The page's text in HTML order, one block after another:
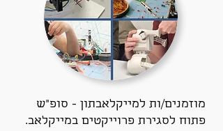
מוזמנים/ות למייקלאבתון - סופ"ש
פתוח לסגירת פרוייקטים במייקלאב.